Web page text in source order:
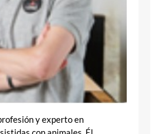
y experto en